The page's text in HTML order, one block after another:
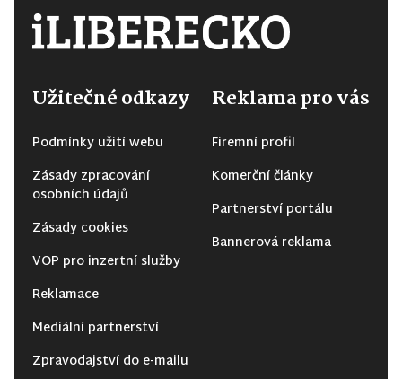
Užitečné odkazy
Podmínky užití webu
Zásady zpracování
osobních údajů
Zásady cookies
VOP pro inzertní služby
Reklamace
Mediální partnerství
Zpravodajství do e-mailu
Reklama pro vás
Firemní profil
Komerční články
Partnerství portálu
Bannerová reklama